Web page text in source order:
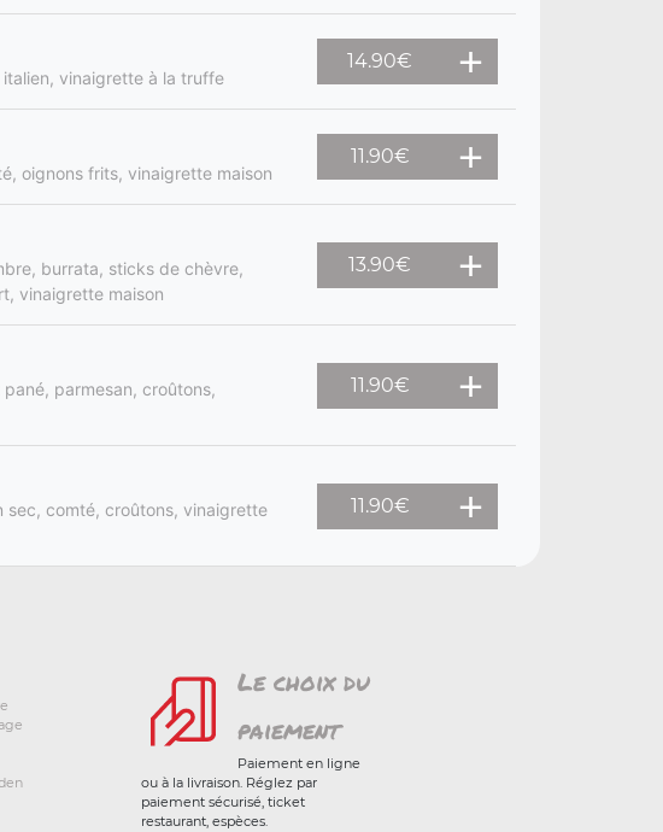
vinaigrette à la truffe
14.90€
oignons frits, vinaigrette maison
11.90€
burrata, sticks de chèvre,
vinaigrette maison
13.90€
parmesan, croûtons,
11.90€
sec, comté, croûtons, vinaigrette
11.90€
Le choix du
paiement
Paiement en ligne
ou à la livraison. Réglez par
paiement sécurisé, ticket
restaurant, espèces.